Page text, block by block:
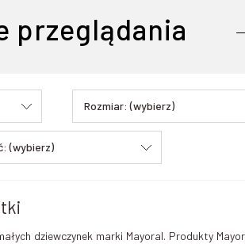
przeglądania
Rozmiar: (wybierz)
(wybierz)
dziewczynek marki Mayoral. Produkty